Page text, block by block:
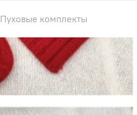
Пуховые комплекты